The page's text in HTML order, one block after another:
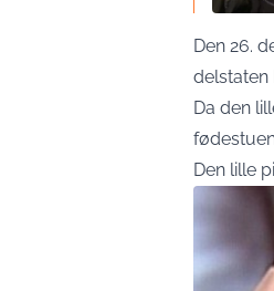
Den 26.
delstaten
Da den
Den lille